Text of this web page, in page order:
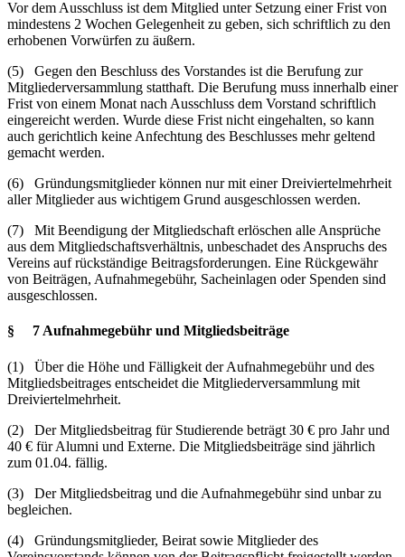
Vor dem Ausschluss ist dem Mitglied unter Setzung einer Frist von
mindestens 2 Wochen Gelegenheit zu geben, sich schriftlich zu den
erhobenen Vorwürfen zu äußern.
(5) Gegen den Beschluss des Vorstandes ist die Berufung zur
Mitgliederversammlung statthaft. Die Berufung muss innerhalb einer
Frist von einem Monat nach Ausschluss dem Vorstand schriftlich
eingereicht werden. Wurde diese Frist nicht eingehalten, so kann
auch gerichtlich keine Anfechtung des Beschlusses mehr geltend
gemacht werden.
(6) Gründungsmitglieder können nur mit einer Dreiviertelmehrheit
aller Mitglieder aus wichtigem Grund ausgeschlossen werden.
(7) Mit Beendigung der Mitgliedschaft erlöschen alle Ansprüche
aus dem Mitgliedschaftsverhältnis, unbeschadet des Anspruchs des
Vereins auf rückständige Beitragsforderungen. Eine Rückgewähr
von Beiträgen, Aufnahmegebühr, Sacheinlagen oder Spenden sind
ausgeschlossen.
§ 7 Aufnahmegebühr und Mitgliedsbeiträge
(1) Über die Höhe und Fälligkeit der Aufnahmegebühr und des
Mitgliedsbeitrages entscheidet die Mitgliederversammlung mit
Dreiviertelmehrheit.
(2) Der Mitgliedsbeitrag für Studierende beträgt 30 € pro Jahr und
40 € für Alumni und Externe. Die Mitgliedsbeiträge sind jährlich
zum 01.04. fällig.
(3) Der Mitgliedsbeitrag und die Aufnahmegebühr sind unbar zu
begleichen.
(4) Gründungsmitglieder, Beirat sowie Mitglieder des